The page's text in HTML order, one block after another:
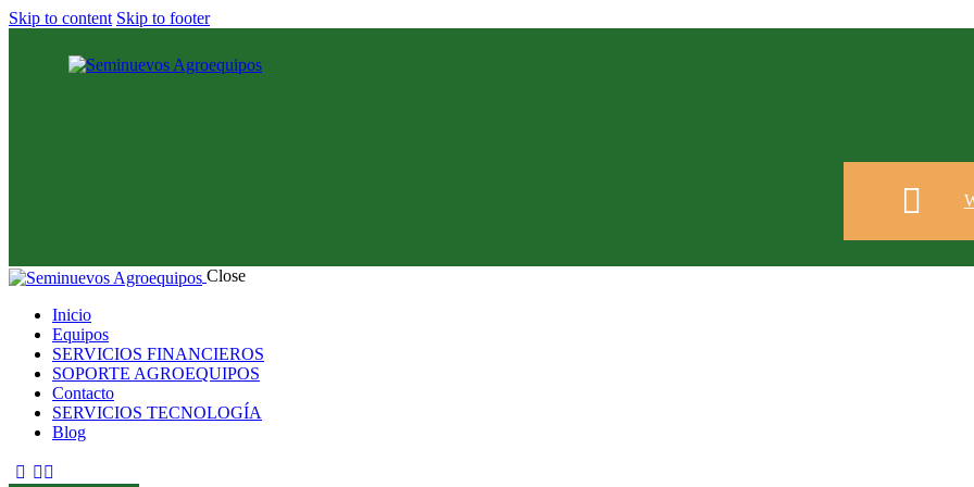
Skip to content Skip to footer
Close
Inicio
Equipos
SERVICIOS FINANCIEROS
SOPORTE AGROEQUIPOS
Contacto
SERVICIOS TECNOLOGÍA
Blog